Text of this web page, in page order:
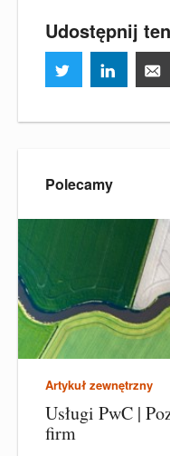
Udostępnij
Polecamy
Artykuł zewnętrzny
Usługi PwC |
firm